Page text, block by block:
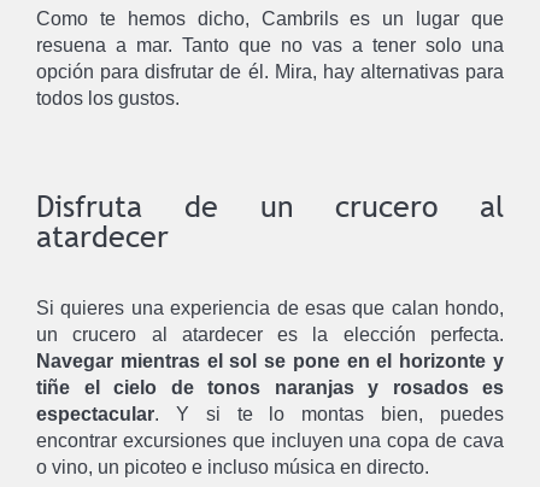
Como te hemos dicho, Cambrils es un lugar que
resuena a mar. Tanto que no vas a tener solo una
opción para disfrutar de él. Mira, hay alternativas para
todos los gustos.
Disfruta de un crucero al
atardecer
Si quieres una experiencia de esas que calan hondo,
un crucero al atardecer es la elección perfecta.
Navegar mientras el sol se pone en el horizonte y
tiñe el cielo de tonos naranjas y rosados es
espectacular. Y si te lo montas bien, puedes
encontrar excursiones que incluyen una copa de cava
o vino, un picoteo e incluso música en directo.